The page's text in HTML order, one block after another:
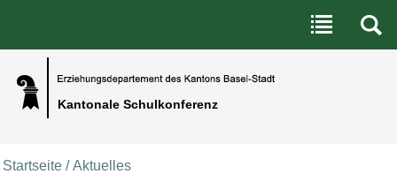
Kantonale Schulkonferenz
Benutzerspezifische Werkzeuge
Direkt zum Inhalt|Direkt zur Navigation
Startseite /Aktuelles